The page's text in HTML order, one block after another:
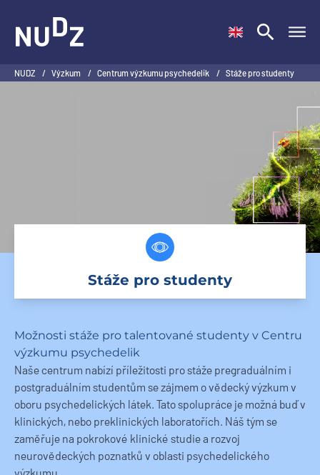
NUDZ / Výzkum / Centrum výzkumu psychedelik / Stáže pro studenty
Stáže pro studenty
Možnosti stáže pro talentované studenty v Centru
výzkumu psychedelik
Naše centrum nabízí příležitosti pro stáže pregraduálním i
postgraduálním studentům se zájmem o vědecký výzkum v
oboru psychedelických látek. Tato spolupráce je možná buď v
klinických, nebo preklinických laboratořích. Náš tým se
zaměřuje na pokrokové klinické studie a rozvoj
neurovědeckých poznatků v oblasti psychedelického